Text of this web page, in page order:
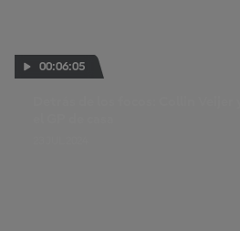
00:06:05